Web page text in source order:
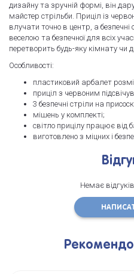
дизайну та зручній формі, він
майстер стрільби. Приціл із
влучати точно в центр, а
веселою та безпечної для всіх
перетворить будь-яку кімнату чи
Особливості:
пластиковий арбалет
приціл з червоним
3 безпечні стріли на
мішень у комплекті;
світло прицілу працює від
виготовлено з міцних і
Немає